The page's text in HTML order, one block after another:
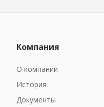
Компания
О компании
История
Документы